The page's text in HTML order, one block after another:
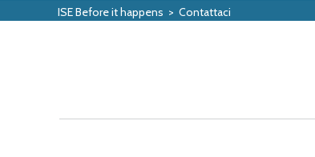
ISE Before it happens > Contattaci